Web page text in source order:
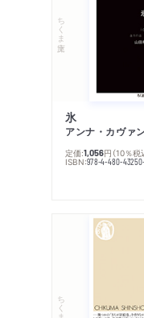
ちくま文庫
氷
アンナ・カヴァ
定価:1,056円 （10％税
ISBN:978-4-480-
ちくま新書